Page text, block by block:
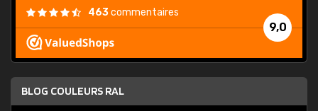
9,0
463commentaires
BLOG COULEURS RAL